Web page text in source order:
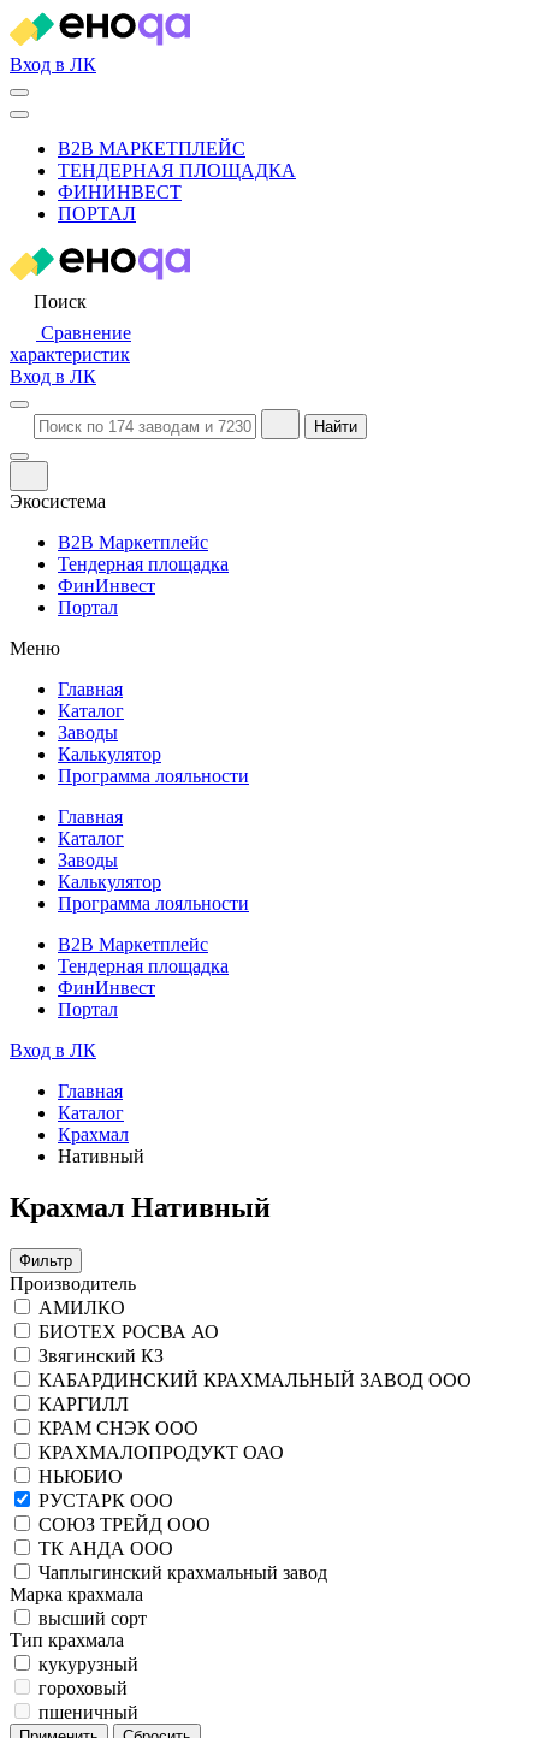
Вход в ЛК
B2B МАРКЕТПЛЕЙС
ТЕНДЕРНАЯ ПЛОЩАДКА
ФИНИНВЕСТ
ПОРТАЛ
Поиск
Сравнение
характеристик
Вход в ЛК
Найти
Экосистема
B2B Маркетплейс
Тендерная площадка
ФинИнвест
Портал
Меню
Главная
Каталог
Заводы
Калькулятор
Программа лояльности
Главная
Каталог
Заводы
Калькулятор
Программа лояльности
B2B Маркетплейс
Тендерная площадка
ФинИнвест
Портал
Вход в ЛК
Главная
Каталог
Крахмал
Нативный
Крахмал Нативный
Фильтр
Производитель
АМИЛКО
БИОТЕХ РОСВА АО
Звягинский КЗ
КАБАРДИНСКИЙ КРАХМАЛЬНЫЙ ЗАВОД ООО
КАРГИЛЛ
КРАМ СНЭК ООО
КРАХМАЛОПРОДУКТ ОАО
НЬЮБИО
РУСТАРК ООО
СОЮЗ ТРЕЙД ООО
ТК АНДА ООО
Чаплыгинский крахмальный завод
Марка крахмала
высший сорт
Тип крахмала
кукурузный
гороховый
пшеничный